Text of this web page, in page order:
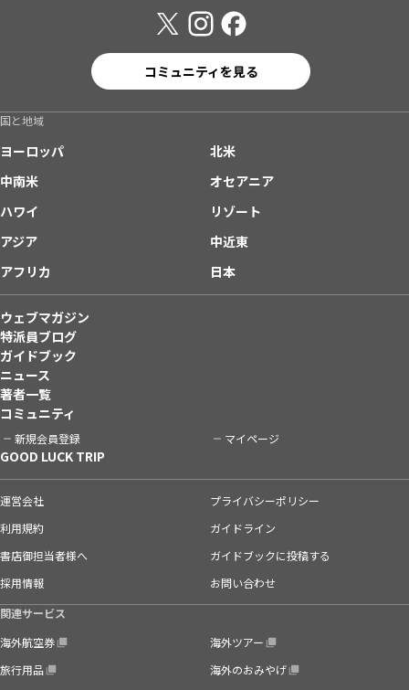
コミュニティを見る
国と地域
ヨーロッパ
北米
中南米
オセアニア
ハワイ
リゾート
アジア
中近東
アフリカ
日本
ウェブマガジン
特派員ブログ
ガイドブック
ニュース
著者一覧
コミュニティ
新規会員登録 マイページ
GOOD LUCK TRIP
運営会社
プライバシーポリシー
利用規約
ガイドライン
書店御担当者様へ
ガイドブックに投稿する
採用情報
お問い合わせ
関連サービス
海外航空券
海外ツアー
旅行用品
海外のおみやげ